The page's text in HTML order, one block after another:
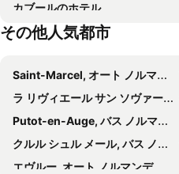
Port de Fecamp
カブールのホテル
その他人気都市
Saint-Marcel, オート ノルマンディー 宿泊施設 -
ラ リヴィエール サン ソヴァール, バス ノルマンディー 宿泊施設 -
Putot-en-Auge, バス ノルマンディー 宿泊施設 -
クルル シュル メール, バス ノルマンディー 宿泊施設 -
エヴルー, オート ノルマンディー 宿泊施設 -